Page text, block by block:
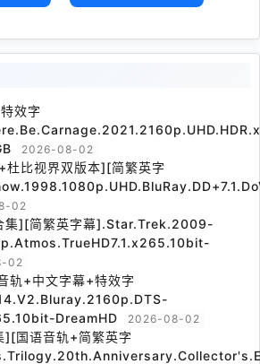
效字
2026-08-02
杜比视界双版本][简繁英字
02
集][简繁英字幕].Star.Trek.2009-
02
轨+中文字幕+特效字
DreamHD
2026-08-02
][国语音轨+简繁英字